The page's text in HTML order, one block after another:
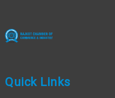
Quick Links